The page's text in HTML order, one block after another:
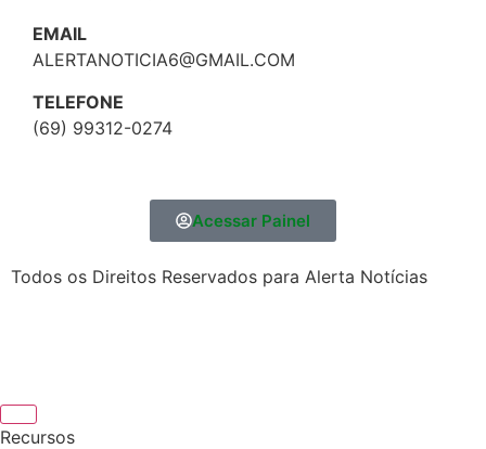
EMAIL
ALERTANOTICIA6@GMAIL.COM
TELEFONE
(69) 99312-0274
Acessar Painel
Todos os Direitos Reservados para Alerta Notícias
Recursos